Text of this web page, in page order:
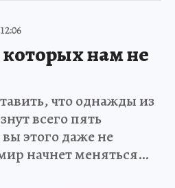
нам не
что однажды из
всего пять
этого даже не
начнет меняться…